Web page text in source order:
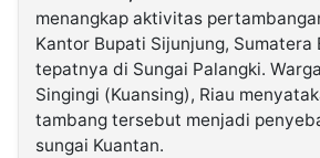
Kabarbaru.co
2026
menangkap aktivitas
Kantor Bupati Sijunjung, Sumatera
tepatnya di Sungai Palangki.
Singingi (Kuansing), Riau
tambang tersebut menjadi
sungai Kuantan.